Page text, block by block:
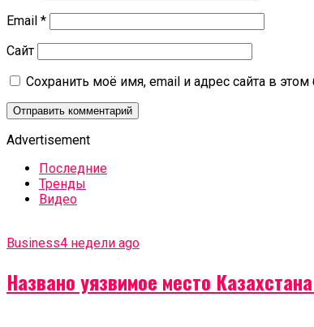
Email *
Сайт
Сохранить моё имя, email и адрес сайта в
Advertisement
Последние
Тренды
Видео
Business4 недели ago
Названо уязвимое место